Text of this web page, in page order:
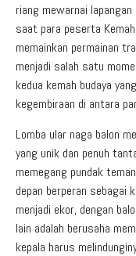
riang mewarnai
saat para peserta
memainkan permainan
menjadi salah satu
kedua kemah budaya
kegembiraan di antara
Lomba ular naga balon
yang unik dan penuh
memegang pundak
depan berperan sebagai
menjadi ekor, dengan
lain adalah berusaha
kepala harus